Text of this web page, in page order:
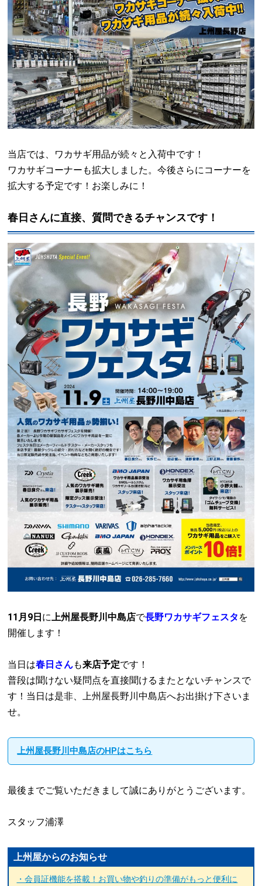
当店では、ワカサギ用品が続々と入荷中です！
ワカサギコーナーも拡大しました。今後さらにコーナーを
拡大する予定です！お楽しみに！
春日さんに直接、質問できるチャンスです！
11月9日に 上州屋長野川中島店で長野ワカサギフェスタ を
開催します！
当日は春日さんも来店予定です！
普段は聞けない疑問点を直接聞けるまたとないチャンスで
す！当日は是非、上州屋長野川中島店へお出掛け下さいま
せ。
上州屋長野川中島店のHPはこちら
最後までご覧いただきまして誠にありがとうございます。
スタッフ浦澤
上州屋からのお知らせ
・会員証機能を搭載！お買い物や釣りの準備がもっと便利に